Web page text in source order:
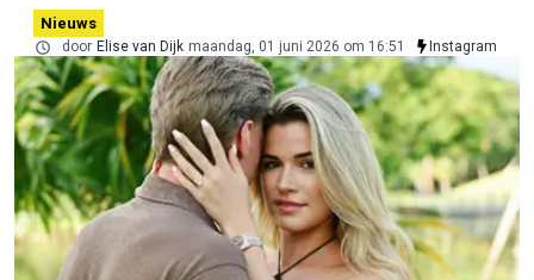
Nieuws
door Elise van Dijk maandag, 01 juni 2026 om 16:51 Instagram